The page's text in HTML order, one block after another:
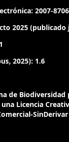
2007-8706
2025 (publicado
2025): 1.6
de Biodiversidad
Licencia